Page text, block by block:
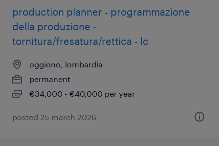
production planner - programmazione
della produzione -
tornitura/fresatura/rettica - lc
oggiono, lombardia
permanent
€34,000 - €40,000 per year
posted 25 march 2026